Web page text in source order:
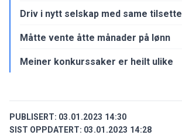
Driv i nytt selskap med same tilsette
Måtte vente åtte månader på lønn
Meiner konkurssaker er heilt ulike
PUBLISERT: 03.01.2023 14:30
SIST OPPDATERT: 03.01.2023 14:28